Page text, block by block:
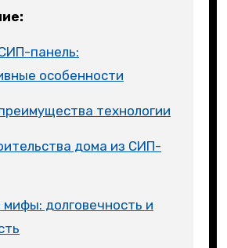
панель:
особенности
технологии
дома из СИП-
долговечность и